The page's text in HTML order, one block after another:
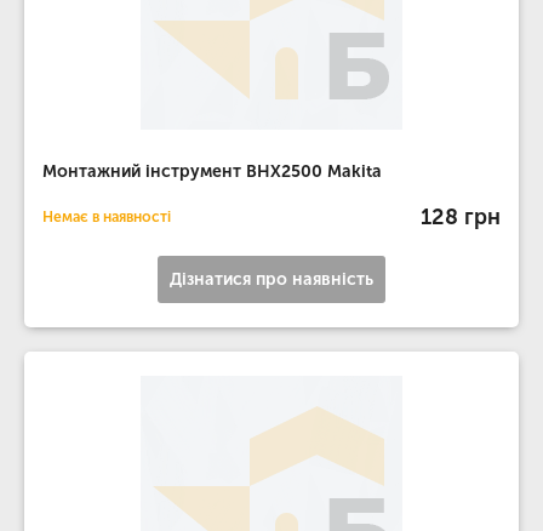
Монтажний інструмент BHX2500 Makita
Немає в наявності 128 грн
Дізнатися про наявність